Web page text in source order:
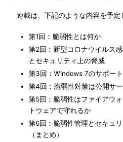
連載は、下記のような内容を予定
第1回：脆弱性とは何か
第2回：新型コロナウイルス
とセキュリティ上の脅威
第3回：Windows 7のサポー
第4回：脆弱性対策は公開サ
第5回：脆弱性はファイアウ
トウェアで守れるか
第6回：脆弱性管理とセキュ
（まとめ）